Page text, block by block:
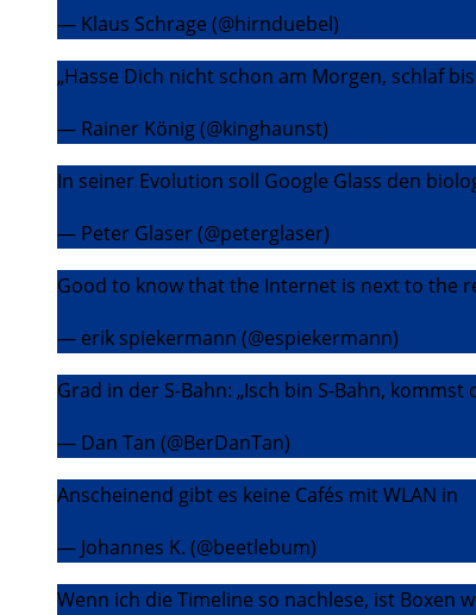
— Klaus Schrage (@hirnduebel)
„Hasse Dich nicht schon am Morgen, schlaf
— Rainer König (@kinghaunst)
In seiner Evolution soll Google Glass den
— Peter Glaser (@peterglaser)
Good to know that the Internet is next to the
— erik spiekermann (@espiekermann)
Grad in der S-Bahn: „Isch bin S-Bahn, kommst
— Dan Tan (@BerDanTan)
Anscheinend gibt es keine Cafés mit WLAN in
— Johannes K. (@beetlebum)
Wenn ich die Timeline so nachlese, ist Boxen